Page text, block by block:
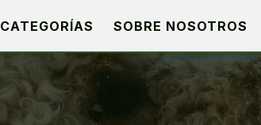
CATEGORÍAS SOBRE NOSOTROS